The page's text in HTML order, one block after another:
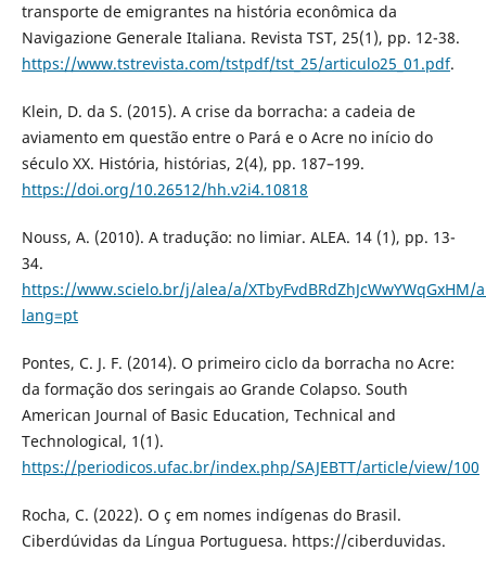
transporte de emigrantes na história econômica da
Navigazione Generale Italiana. Revista TST, 25(1), pp. 12-38.
https://www.tstrevista.com/tstpdf/tst_25/articulo25_01.pdf.
Klein, D. da S. (2015). A crise da borracha: a cadeia de
aviamento em questão entre o Pará e o Acre no início do
século XX. História, histórias, 2(4), pp. 187–199.
https://doi.org/10.26512/hh.v2i4.10818
Nouss, A. (2010). A tradução: no limiar. ALEA. 14 (1), pp. 13-
34.
https://www.scielo.br/j/alea/a/XTbyFvdBRdZhJcWwYWqGxHM/
lang=pt
Pontes, C. J. F. (2014). O primeiro ciclo da borracha no Acre:
da formação dos seringais ao Grande Colapso. South
American Journal of Basic Education, Technical and
Technological, 1(1).
https://periodicos.ufac.br/index.php/SAJEBTT/article/view/100
Rocha, C. (2022). O ç em nomes indígenas do Brasil.
Ciberdúvidas da Língua Portuguesa. https://ciberduvidas.